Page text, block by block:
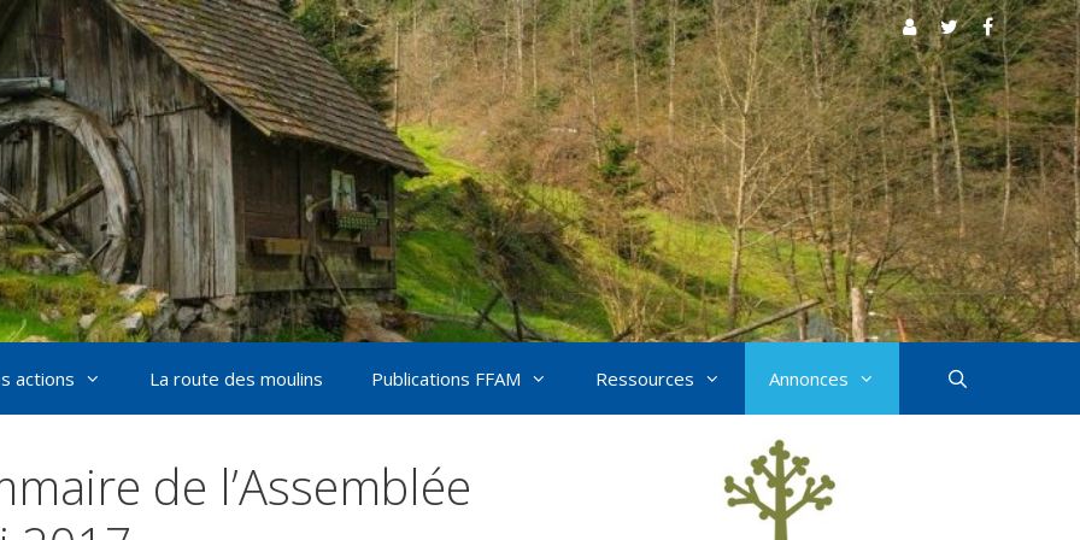
actions La route des moulins Publications FFAM Ressources Annonces
de l’Assemblée